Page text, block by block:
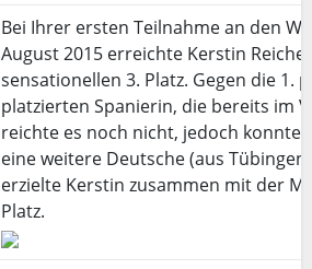
Bei Ihrer ersten Teilnahme an den
August 2015 erreichte Kerstin
sensationellen 3. Platz. Gegen die 1.
platzierten Spanierin, die bereits im
reichte es noch nicht, jedoch konnte
eine weitere Deutsche (aus
erzielte Kerstin zusammen mit der
Platz.